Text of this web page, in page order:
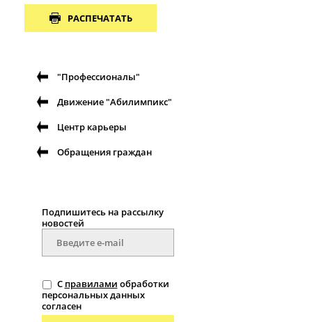
РАСПЕЧАТАТЬ
"Профессионалы"
Движение "Абилимпикс"
Центр карьеры
Обращения граждан
Подпишитесь на рассылку
новостей
С правилами обработки
персональных данных
согласен